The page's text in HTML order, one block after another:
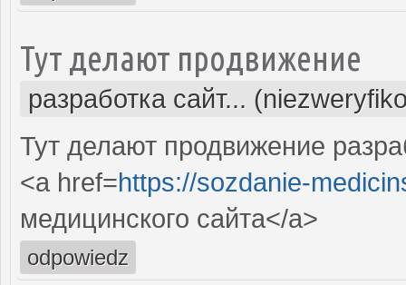
Тут делают продвижение
разработка сайт...
Тут делают продвижение
<a href=https://sozdanie-
медицинского сайта</a>
odpowiedz